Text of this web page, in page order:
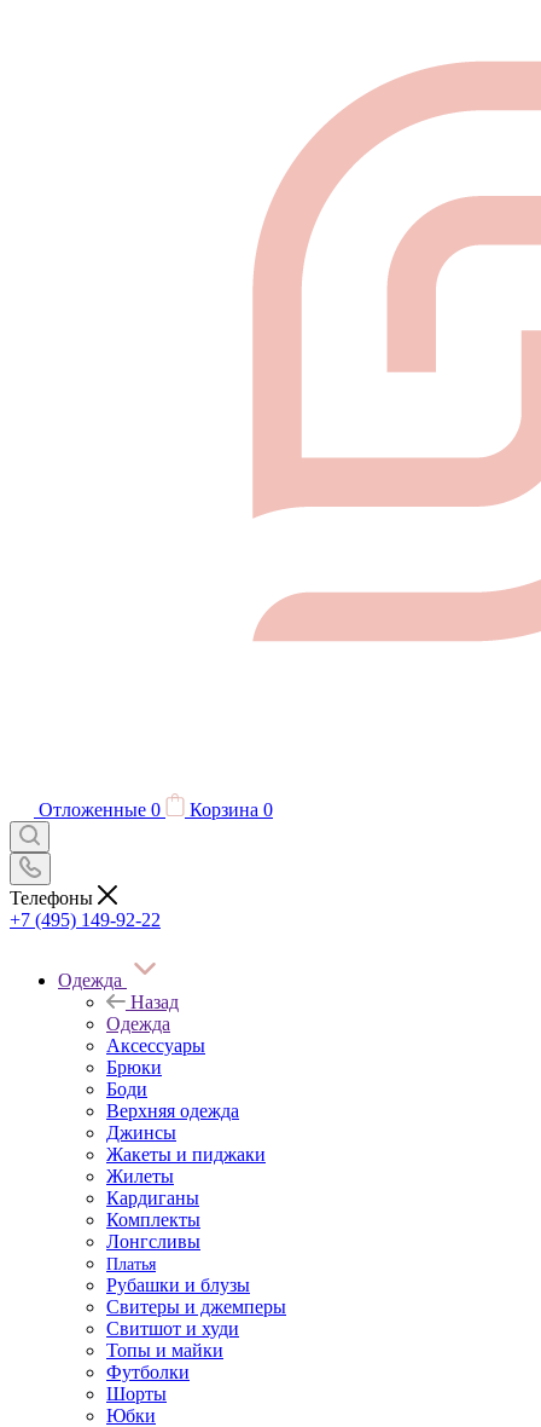
Отложенные 0 Корзина 0
Телефоны
+7 (495) 149-92-22
Одежда
Назад
Одежда
Аксессуары
Брюки
Боди
Верхняя одежда
Джинсы
Жакеты и пиджаки
Жилеты
Кардиганы
Комплекты
Лонгсливы
Платья
Рубашки и блузы
Свитеры и джемперы
Свитшот и худи
Топы и майки
Футболки
Шорты
Юбки